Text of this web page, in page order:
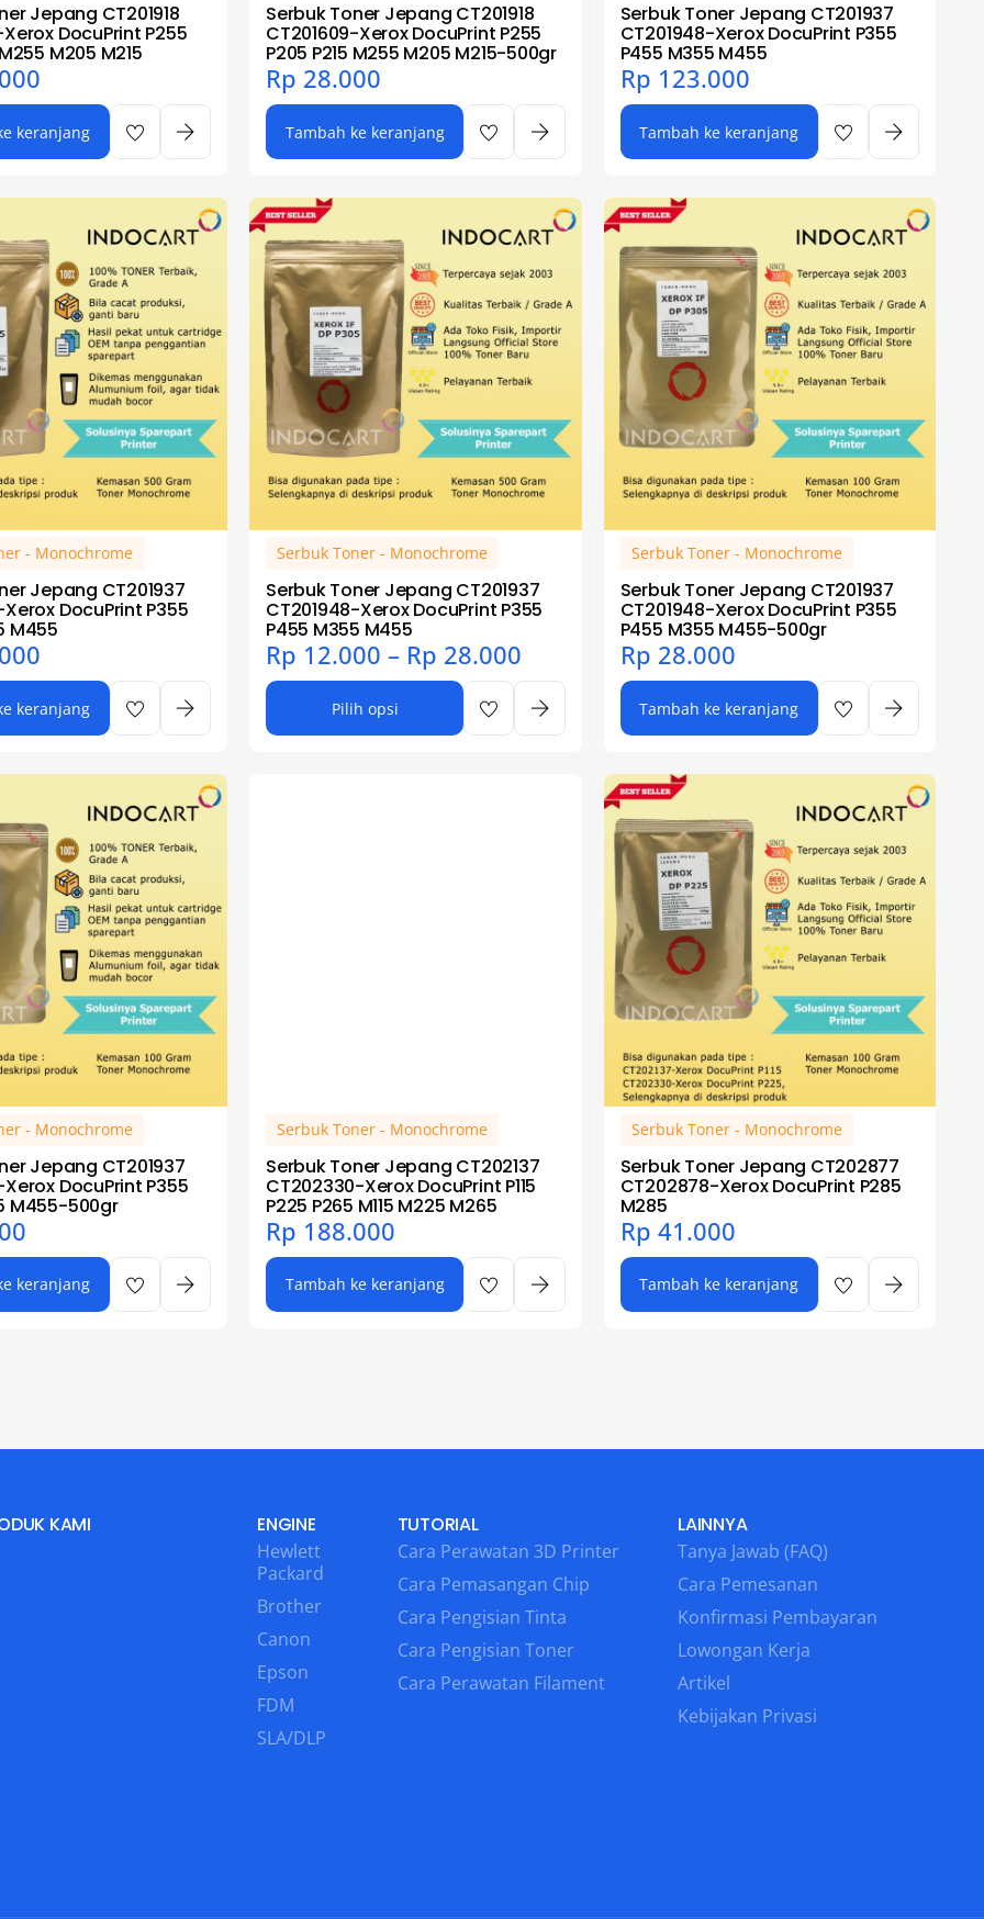
Jepang CT201918
DocuPrint P255
M205 M215
keranjang
Serbuk Toner Jepang CT201918
CT201609-Xerox DocuPrint P255
P205 P215 M255 M205 M215-500gr
Rp 28.000
Tambah ke keranjang
Serbuk Toner Jepang CT201937
CT201948-Xerox DocuPrint P355
P455 M355 M455
Rp 123.000
Tambah ke keranjang
- Monochrome
Jepang CT201937
DocuPrint P355
M455
keranjang
Serbuk Toner - Monochrome
Serbuk Toner Jepang CT201937
CT201948-Xerox DocuPrint P355
P455 M355 M455
Rp 12.000 – Rp 28.000
Pilih opsi
Serbuk Toner - Monochrome
Serbuk Toner Jepang CT201937
CT201948-Xerox DocuPrint P355
P455 M355 M455-500gr
Rp 28.000
Tambah ke keranjang
- Monochrome
Jepang CT201937
DocuPrint P355
M455-500gr
keranjang
Serbuk Toner - Monochrome
Serbuk Toner Jepang CT202137
CT202330-Xerox DocuPrint P115
P225 P265 M115 M225 M265
Rp 188.000
Tambah ke keranjang
Serbuk Toner - Monochrome
Serbuk Toner Jepang CT202877
CT202878-Xerox DocuPrint P285
M285
Rp 41.000
Tambah ke keranjang
KAMI ENGINE
Hewlett
Packard
Brother
Canon
Epson
FDM
SLA/DLP
TUTORIAL
Cara Perawatan 3D Printer
Cara Pemasangan Chip
Cara Pengisian Tinta
Cara Pengisian Toner
Cara Perawatan Filament
LAINNYA
Tanya Jawab (FAQ)
Cara Pemesanan
Konfirmasi Pembayaran
Lowongan Kerja
Artikel
Kebijakan Privasi